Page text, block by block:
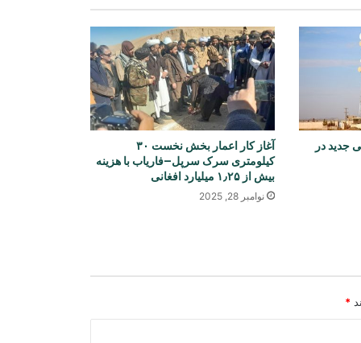
چین خواستار حمایت جهانی از احیای
اقتصاد افغانستان شد
کشف و ضبط مقدار زیادی اسعار خارجی
در بندر حیرتان
دو کشته و چهار زخمی در چهار رویداد
ترافیکی در لوگر
جدید در
کیلومتری سرک سرپل–فاریاب با هزینه
بیش از ۱٫۲۵ میلیارد افغانی
نوامبر 28, 2025
*